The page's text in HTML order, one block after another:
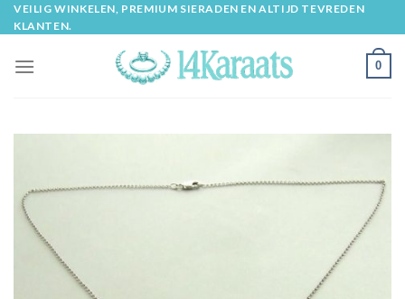
Skip
to
VEILIG WINKELEN, PREMIUM SIERADEN EN ALTIJD TEVREDEN
KLANTEN.
0